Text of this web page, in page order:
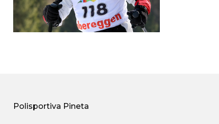
Polisportiva Pineta